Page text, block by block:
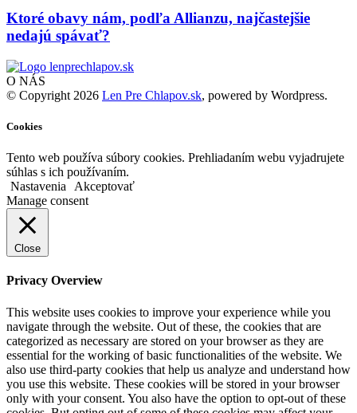
Ktoré obavy nám, podľa Allianzu, najčastejšie
nedajú spávať?
O NÁS
© Copyright 2026 Len Pre Chlapov.sk, powered by Wordpress.
Cookies
Tento web používa súbory cookies. Prehliadaním webu vyjadrujete
súhlas s ich používaním.
Nastavenia
Akceptovať
Manage consent
Close
Privacy Overview
This website uses cookies to improve your experience while you
navigate through the website. Out of these, the cookies that are
categorized as necessary are stored on your browser as they are
essential for the working of basic functionalities of the website. We
also use third-party cookies that help us analyze and understand how
you use this website. These cookies will be stored in your browser
only with your consent. You also have the option to opt-out of these